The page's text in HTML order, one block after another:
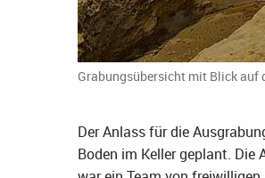
Grabungsübersicht mit Blick auf
Der Anlass für die
Boden im Keller geplant. Die